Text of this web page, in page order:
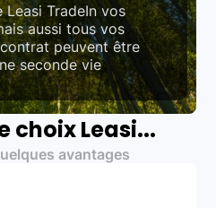
Leasi TradeIn vos
aussi tous vos
peuvent être
seconde vie
choix Leasi...
avantages